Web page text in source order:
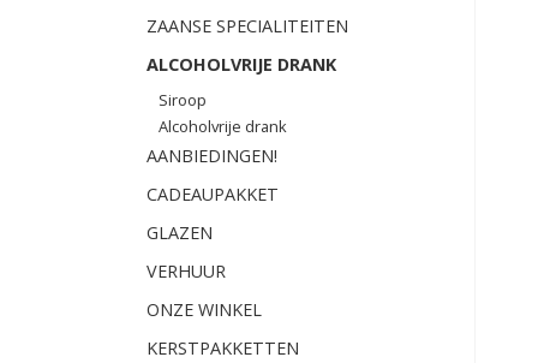
ZAANSE SPECIALITEITEN
ALCOHOLVRIJE DRANK
Siroop
Alcoholvrije drank
AANBIEDINGEN!
CADEAUPAKKET
GLAZEN
VERHUUR
ONZE WINKEL
KERSTPAKKETTEN